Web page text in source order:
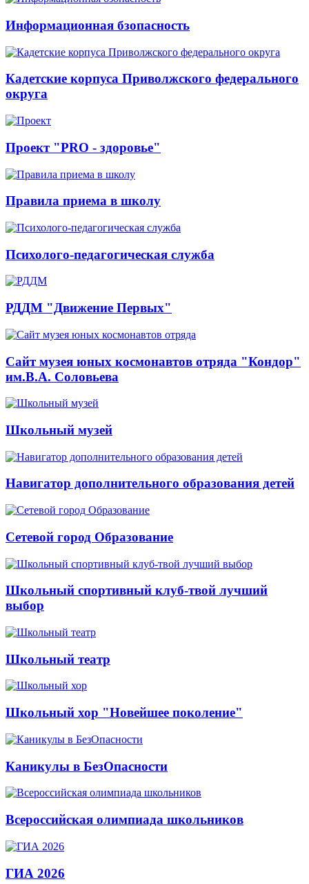
Информационная бзопасность
Кадетские корпуса Приволжского федерального
округа
Проект "PRO - здоровье"
Правила приема в школу
Психолого-педагогическая служба
РДДМ "Движение Первых"
Сайт музея юных космонавтов отряда "Кондор"
им.В.А. Соловьева
Школьный музей
Навигатор дополнительного образования детей
Сетевой город Образование
Школьный спортивный клуб-твой лучший
выбор
Школьный театр
Школьный хор "Новейшее поколение"
Каникулы в БезОпасности
Всероссийская олимпиада школьников
ГИА 2026